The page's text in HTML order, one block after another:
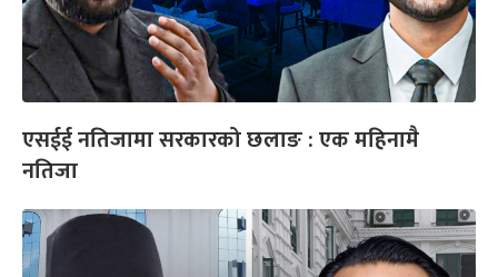
एसईई नतिजामा सरकारको छलाङ : एक महिनामै
नतिजा